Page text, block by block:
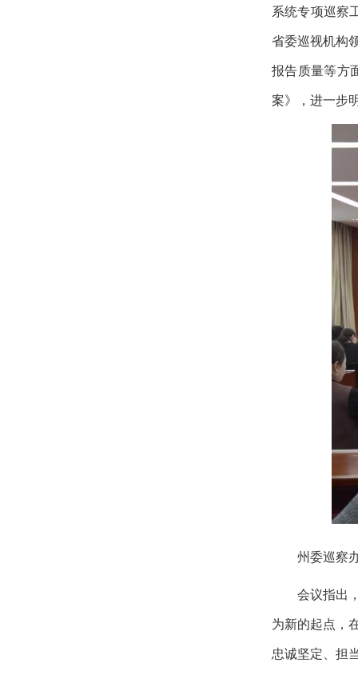
系统专项巡察
省委巡视机构
报告质量等方
案》，进一步
州委巡察
会议指出
为新的起点，
忠诚坚定、担